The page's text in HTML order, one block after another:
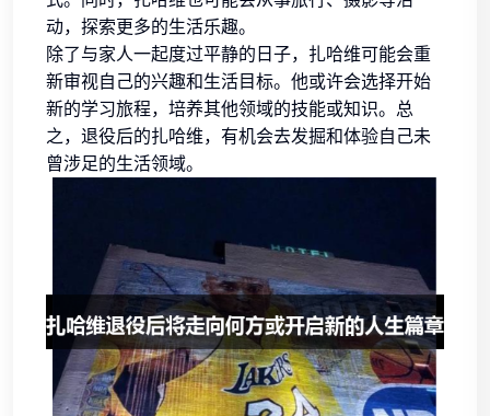
动，探索更多的生活乐趣。
除了与家人一起度过平静的日子，扎哈维可能会重
新审视自己的兴趣和生活目标。他或许会选择开始
新的学习旅程，培养其他领域的技能或知识。总
之，退役后的扎哈维，有机会去发掘和体验自己未
曾涉足的生活领域。